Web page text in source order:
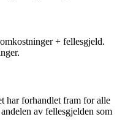
+ fellesgjeld.
har forhandlet fram for alle
av fellesgjelden som